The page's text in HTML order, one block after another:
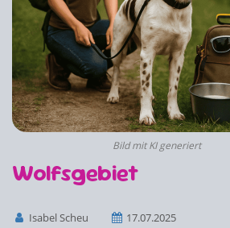
Bild mit KI generiert
Wolfsgebiet
Isabel Scheu
17.07.2025